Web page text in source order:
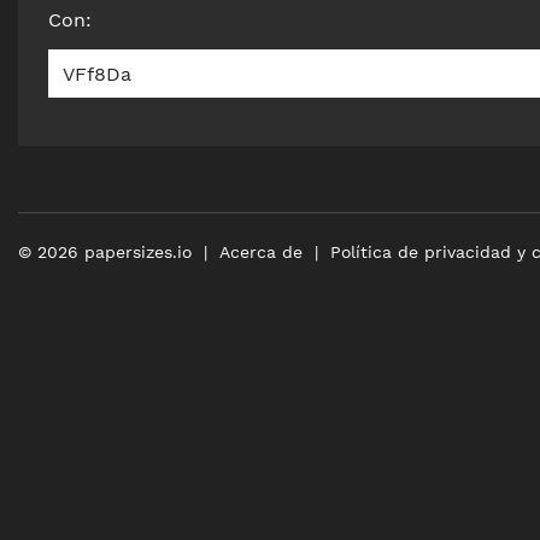
Con:
VFf8Da
© 2026 papersizes.io Acerca de Política de privacidad y